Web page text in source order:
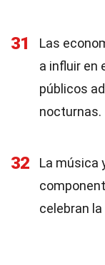
31
Las
a influir en
públicos
nocturnas.
32
La música
celebran